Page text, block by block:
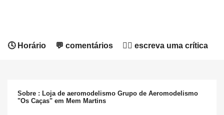
🕓 Horário 💬 comentários ✍🏻 escreva uma crítica
Sobre : Loja de aeromodelismo Grupo de Aeromodelismo
"Os Caças" em Mem Martins